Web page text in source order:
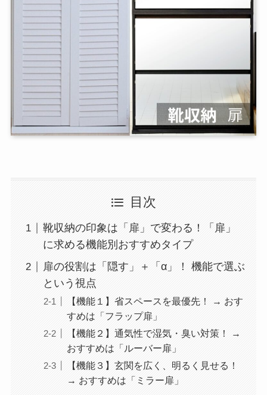
目次
靴収納の印象は「扉」で変わる！「扉」
に求める機能別おすすめタイプ
扉の役割は「隠す」＋「α」！ 機能で選ぶ
という視点
【機能１】省スペースを最優先！ → おす
すめは「フラップ扉」
【機能２】通気性で湿気・臭い対策！ →
おすすめは「ルーバー扉」
【機能３】玄関を広く、明るく見せる！
→ おすすめは「ミラー扉」